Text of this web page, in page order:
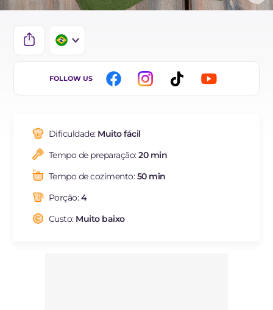
IT
FR
ES
NL
FOLLOW US
Dificuldade: Muito fácil
Tempo de preparação:20 min
Tempo de cozimento:50 min
Porção:4
Custo: Muito baixo